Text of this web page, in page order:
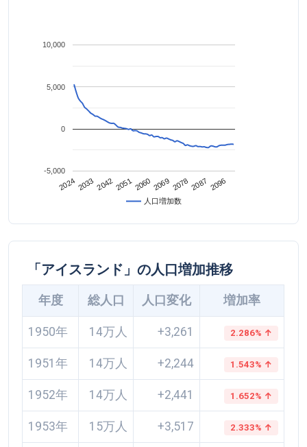
人口増加数
2024 2033204220512060 2069 20782087 2096
-5,000
0
5,000
10,000
「アイスランド」の人口増加推移
年度 総人口 人口変化 増加率
1950年 14万人 +3,261 2.286% ↑
1951年 14万人 +2,244 1.543% ↑
1952年 14万人 +2,441 1.652% ↑
1953年 15万人 +3,517 2.333% ↑